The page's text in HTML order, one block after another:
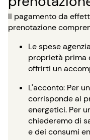
Il pagamento da
prenotazione
Le spese
proprietà prima
offrirti un
L'acconto: Per
corrisponde al
energetici. Per
chiederemo di
e dei consumi